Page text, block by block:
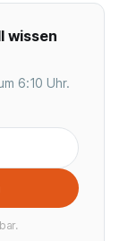
wissen
6:10 Uhr.